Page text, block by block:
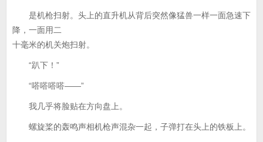
是机枪扫射。头上的直升机从背后突然像猛兽一样一面急速下
降，一面用二
十毫米的机关炮扫射。
“趴下！”
“嗒嗒嗒嗒——”
我几乎将脸贴在方向盘上。
螺旋桨的轰鸣声相机枪声混杂一起，子弹打在头上的铁板上。